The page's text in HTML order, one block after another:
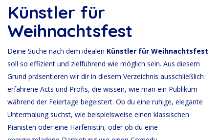
Künstler für
Weihnachtsfest
Deine Suche nach dem idealen Künstler für Weihnachtsfest
soll so effizient und zielführend wie möglich sein. Aus diesem
Grund präsentieren wir dir in diesem Verzeichnis ausschließlich
erfahrene Acts und Profis, die wissen, wie man ein Publikum
während der Feiertage begeistert. Ob du eine ruhige, elegante
Untermalung suchst, wie beispielsweise einen klassischen
Pianisten oder eine Harfenistin, oder ob du eine